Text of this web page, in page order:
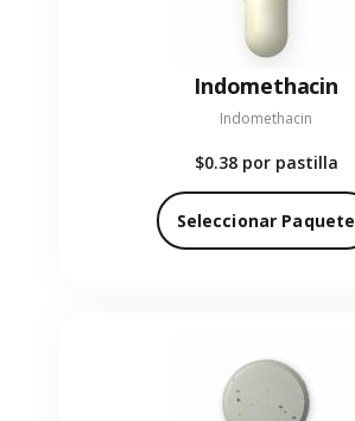
Indomethacin
Indomethacin
$0.38 por pastilla
Seleccionar Paquete